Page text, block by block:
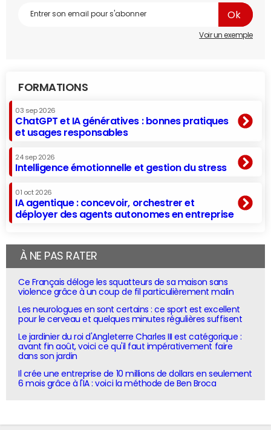
Voir un exemple
FORMATIONS
03 sep 2026
ChatGPT et IA génératives : bonnes pratiques
et usages responsables
24 sep 2026
Intelligence émotionnelle et gestion du stress
01 oct 2026
IA agentique : concevoir, orchestrer et
déployer des agents autonomes en entreprise
À NE PAS RATER
Ce Français déloge les squatteurs de sa maison sans
violence grâce à un coup de fil particulièrement malin
Les neurologues en sont certains : ce sport est excellent
pour le cerveau et quelques minutes régulières suffisent
Le jardinier du roi d'Angleterre Charles III est catégorique :
avant fin août, voici ce qu'il faut impérativement faire
dans son jardin
Il crée une entreprise de 10 millions de dollars en seulement
6 mois grâce à l'IA : voici la méthode de Ben Broca